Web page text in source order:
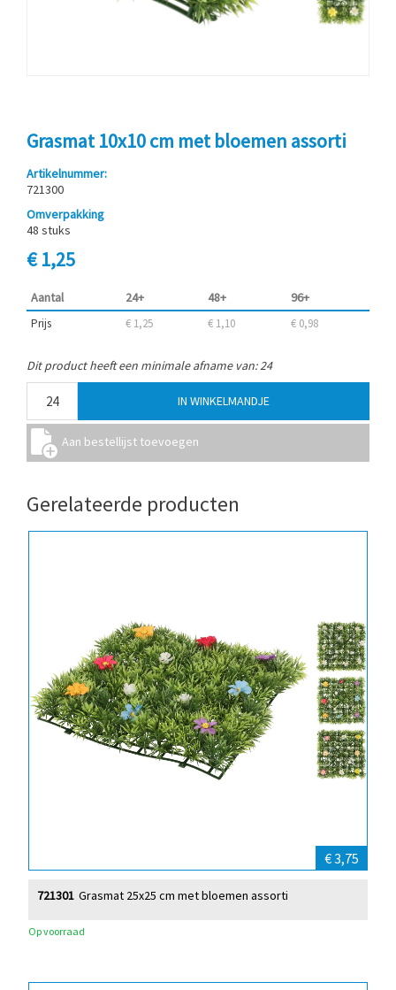
Grasmat 10x10 cm met bloemen assorti
Artikelnummer:
721300
Omverpakking
48 stuks
€ 1,25
Aantal 24+ 48+ 96+
Prijs € 1,25 € 1,10 € 0,98
Dit product heeft een minimale afname van: 24
Gerelateerde producten
€ 3,75
Grasmat 25x25 cm met bloemen assorti
721301
Op voorraad